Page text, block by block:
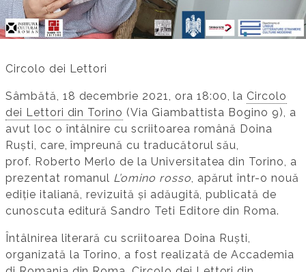
Circolo dei Lettori
Sâmbătă, 18 decembrie 2021, ora 18:00, la Circolo
dei Lettori din Torino (Via Giambattista Bogino 9), a
avut loc o întâlnire cu scriitoarea română Doina
Ruști, care, împreună cu traducătorul său,
prof. Roberto Merlo de la Universitatea din Torino, a
prezentat romanul L’omino rosso, apărut într-o nouă
ediție italiană, revizuită și adăugită, publicată de
cunoscuta editură Sandro Teti Editore din Roma.
Întâlnirea literară cu scriitoarea Doina Ruști,
organizată la Torino, a fost realizată de Accademia